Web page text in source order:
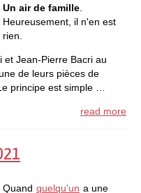
Un air de famille.
Heureusement, il n'en est
rien.
et Jean-Pierre Bacri au
de leurs pièces de
principe est simple …
read more
Quand quelqu'un a une